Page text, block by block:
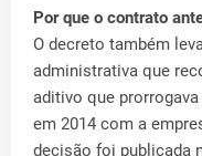
Por que o contrato
O decreto também
administrativa que
aditivo que
em 2014 com a
decisão foi publicada